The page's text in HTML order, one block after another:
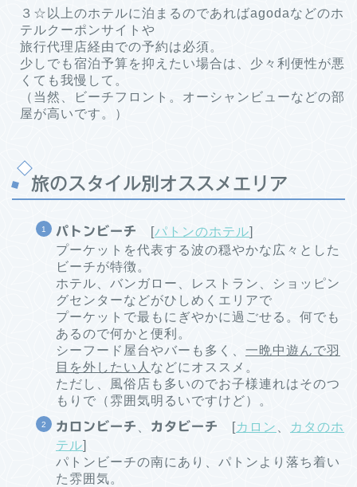
３☆以上のホテルに泊まるのであればagodaなどのホ
テルクーポンサイトや
旅行代理店経由での予約は必須。
少しでも宿泊予算を抑えたい場合は、少々利便性が悪
くても我慢して。
（当然、ビーチフロント。オーシャンビューなどの部
屋が高いです。）
旅のスタイル別オススメエリア
パトンビーチ [パトンのホテル]
プーケットを代表する波の穏やかな広々とした
ビーチが特徴。
ホテル、バンガロー、レストラン、ショッピン
グセンターなどがひしめくエリアで
プーケットで最もにぎやかに過ごせる。何でも
あるので何かと便利。
シーフード屋台やバーも多く、 一晩中遊んで羽
目を外したい人 などにオススメ。
ただし、風俗店も多いのでお子様連れはそのつ
もりで（雰囲気明るいですけど）。
カロンビーチ カタビーチ [カロン
カタのホ
テル]
パトンビーチの南にあり、パトンより落ち着い
た雰囲気。